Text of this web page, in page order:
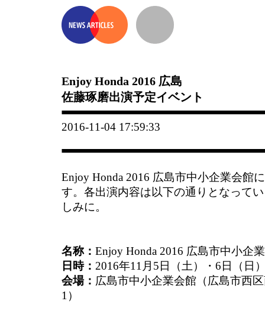
Enjoy Honda 2016 広島
佐藤琢磨出演予定イベント
2016-11-04 17:59:33
Enjoy Honda 2016 広島市中小企業会館
す。各出演内容は以下の通りとなって
しみに。
名称： Enjoy Honda 2016 広島市中小企
日時： 2016年11月5日（土）・6日（日
会場： 広島市中小企業会館（広島市西
1）